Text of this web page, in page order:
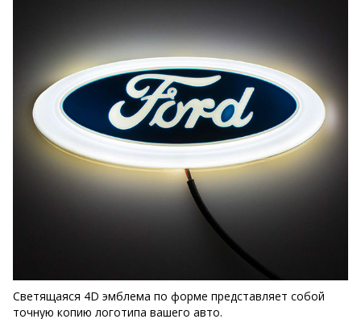
Светящаяся 4D эмблема по форме представляет собой
точную копию логотипа вашего авто.